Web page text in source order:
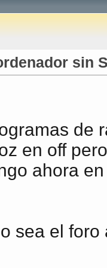
sin
de
en off
ahora
sea el